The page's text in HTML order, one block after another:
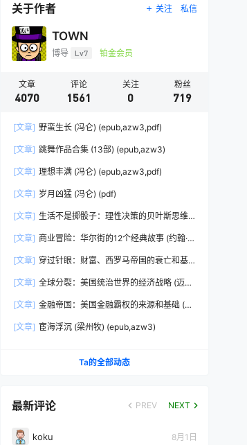
关于作者 关注 私信
TOWN
博导 Lv7 铂金会员
文章
4070
评论
1561
关注
0
粉丝
719
[文章] 野蛮生长 (冯仑) (epub,azw3,pdf)
[文章] 跳舞作品合集 (13部) (epub,azw3)
[文章] 理想丰满 (冯仑) (epub,azw3,pdf)
[文章] 岁月凶猛 (冯仑) (pdf)
[文章] 生活不是掷骰子：理性决策的贝叶斯思维
[文章] 商业冒险：华尔街的12个经典故事 (约翰·布
[文章] 穿过针眼：财富、西罗马帝国的衰亡和基
(epub,azw3,pdf)
[文章] 全球分裂：美国统治世界的经济战略 (迈克
[文章] 金融帝国：美国金融霸权的来源和基础 (迈
[文章] 宦海浮沉 (梁州牧) (epub,azw3)
Ta的全部动态
最新评论 PREV NEXT
koku 8月1日